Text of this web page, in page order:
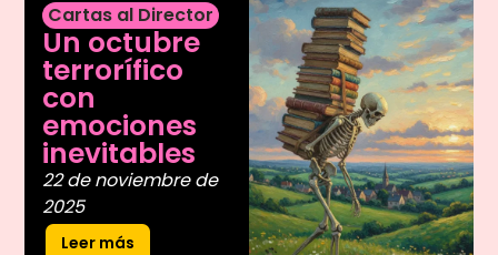
Cartas al Director
Un octubre
terrorífico
con
emociones
inevitables
22 de noviembre de
2025
Leer más